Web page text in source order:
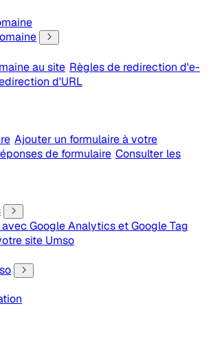
au site Règles de redirection d'e-
d'URL
Ajouter un formulaire à votre
de formulaire Consulter les
Google Analytics et Google Tag
site Umso